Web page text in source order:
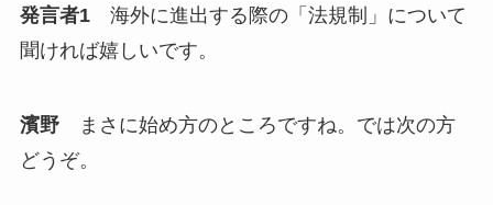
発言者1海外に進出する際の「法規制」について
聞ければ嬉しいです。
濱野まさに始め方のところですね。では次の方
どうぞ。